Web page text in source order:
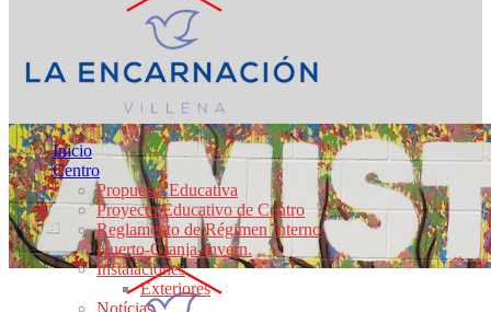
Inicio
Centro
Propuesta Educativa
Proyecto Educativo de Centro
Reglamento de Régimen Interno
Huerto-Granja-Invern.
Instalaciones
Exteriores
Notícias